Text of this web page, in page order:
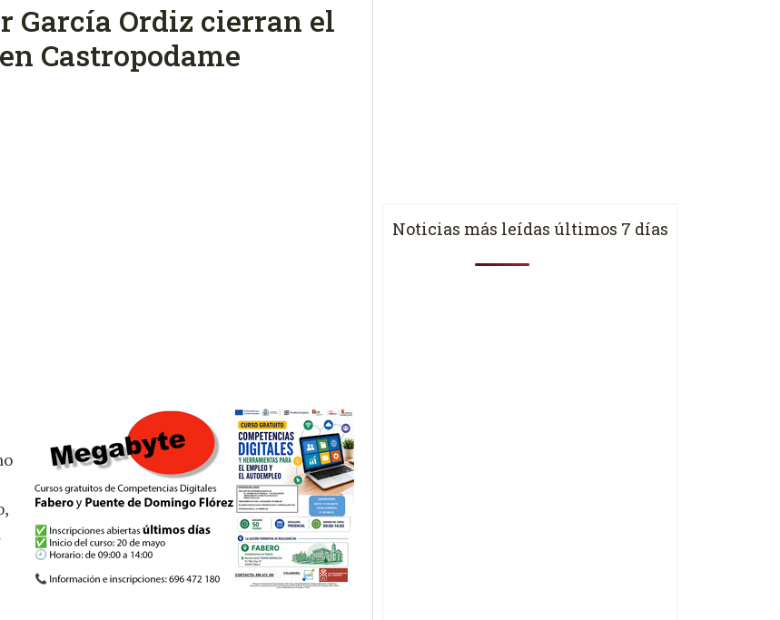
García Ordiz cierran el
Castropodame
Noticias más leídas últimos 7 días